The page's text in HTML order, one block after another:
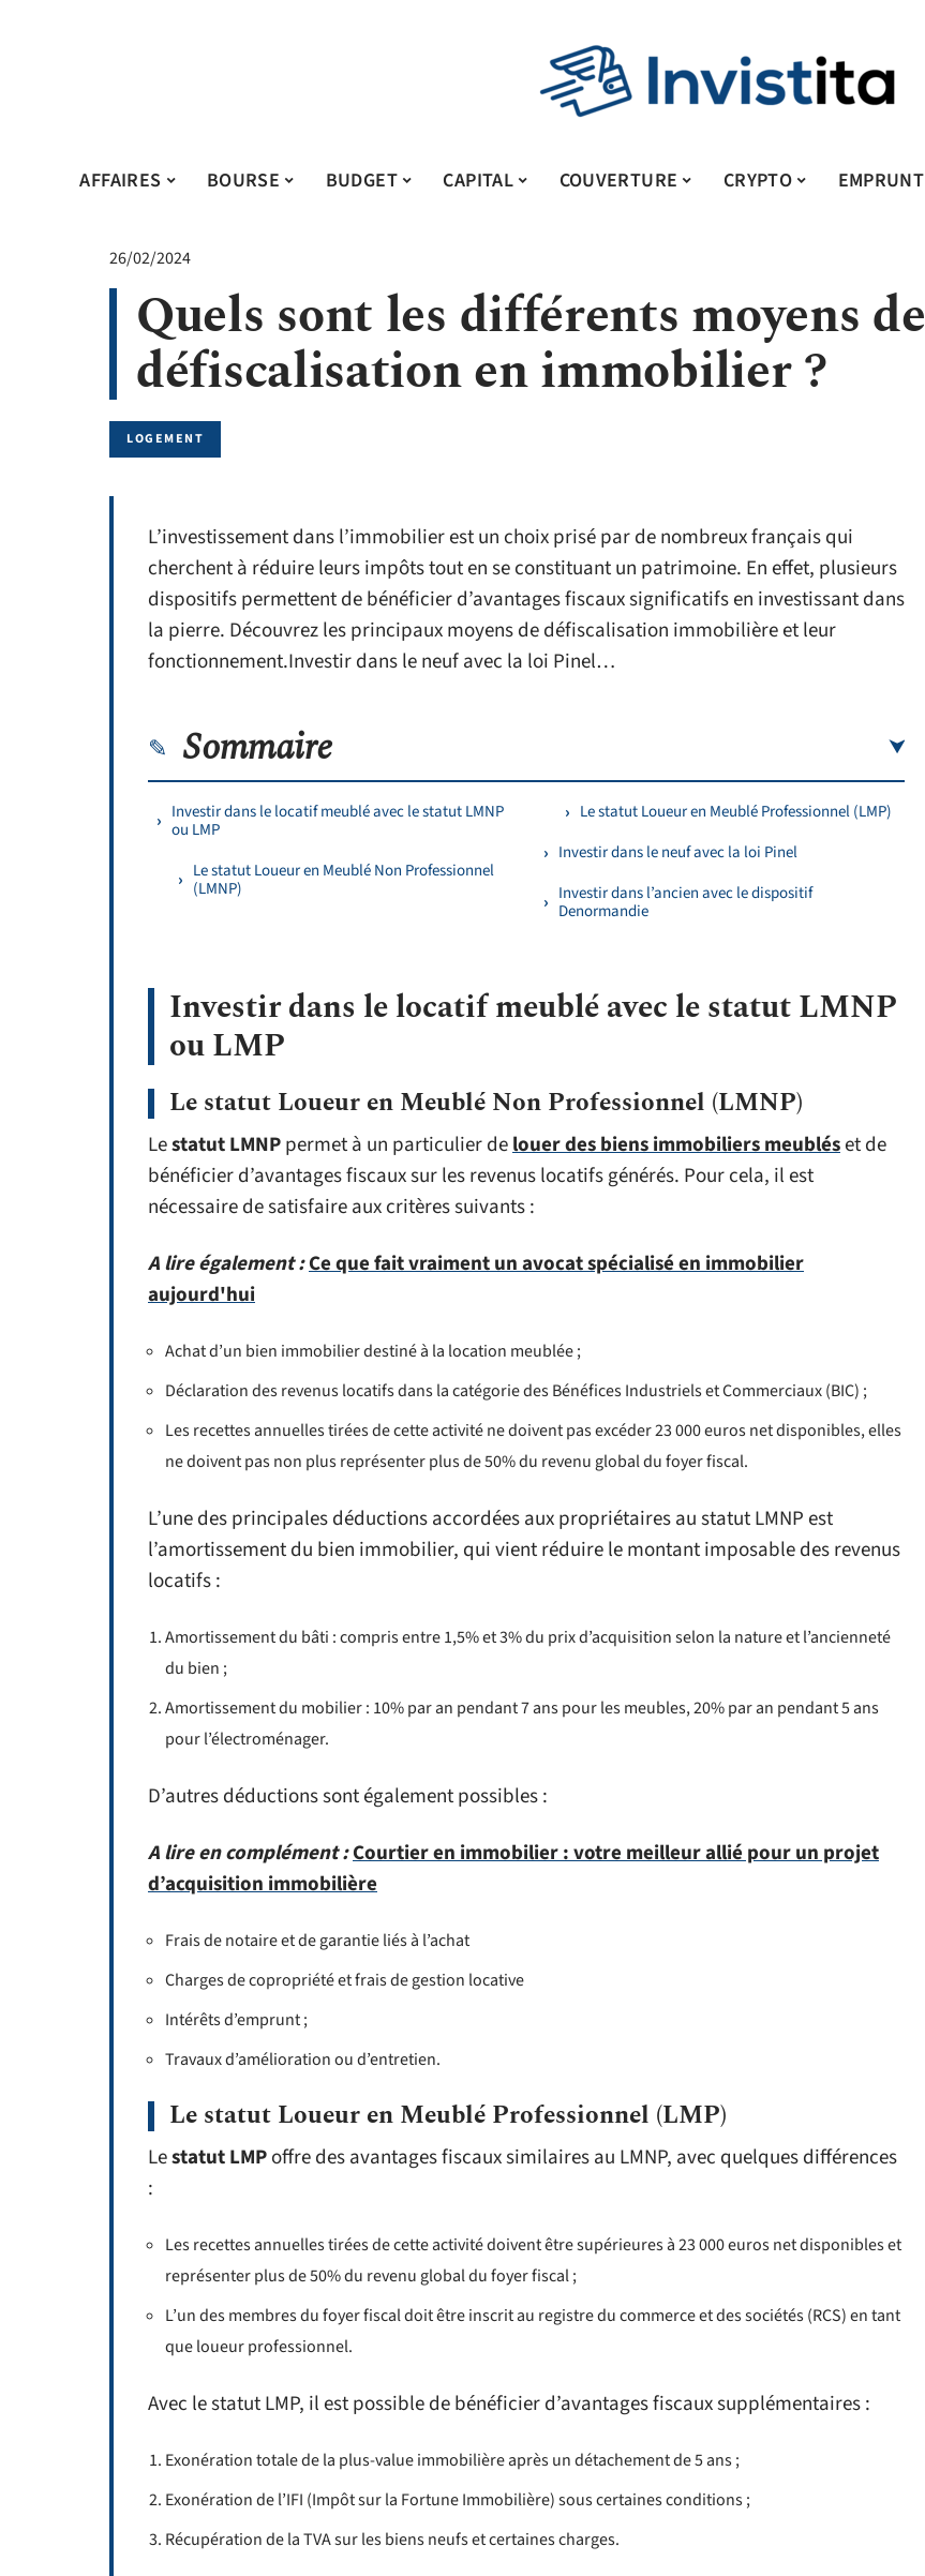
AFFAIRES BOURSE BUDGET CAPITAL COUVERTURE CRYPTO EMPRUNT
26/02/2024
Quels sont les différents moyens de
défiscalisation en immobilier ?
LOGEMENT
L’investissement dans l’immobilier est un choix prisé par de nombreux français qui
cherchent à réduire leurs impôts tout en se constituant un patrimoine. En effet, plusieurs
dispositifs permettent de bénéficier d’avantages fiscaux significatifs en investissant dans
la pierre. Découvrez les principaux moyens de défiscalisation immobilière et leur
fonctionnement.Investir dans le neuf avec la loi Pinel…
Sommaire
Investir dans le locatif meublé avec le statut LMNP
ou LMP
Le statut Loueur en Meublé Non Professionnel
(LMNP)
Le statut Loueur en Meublé Professionnel (LMP)
Investir dans le neuf avec la loi Pinel
Investir dans l’ancien avec le dispositif
Denormandie
Investir dans le locatif meublé avec le statut LMNP
ou LMP
Le statut Loueur en Meublé Non Professionnel (LMNP)
Lestatut LMNPpermet à un particulier delouer des biens immobiliers meubléset de
bénéficier d’avantages fiscaux sur les revenus locatifs générés. Pour cela, il est
nécessaire de satisfaire aux critères suivants :
A lire également :Ce que fait vraiment un avocat spécialisé en immobilier
aujourd'hui
Achat d’un bien immobilier destiné à la location meublée ;
Déclaration des revenus locatifs dans la catégorie des Bénéfices Industriels et Commerciaux (BIC) ;
Les recettes annuelles tirées de cette activité ne doivent pas excéder 23 000 euros net disponibles, elles
ne doivent pas non plus représenter plus de 50% du revenu global du foyer fiscal.
L’une des principales déductions accordées aux propriétaires au statut LMNP est
l’amortissement du bien immobilier, qui vient réduire le montant imposable des revenus
locatifs :
Amortissement du bâti : compris entre 1,5% et 3% du prix d’acquisition selon la nature et l’ancienneté
du bien ;
Amortissement du mobilier : 10% par an pendant 7 ans pour les meubles, 20% par an pendant 5 ans
pour l’électroménager.
D’autres déductions sont également possibles :
A lire en complément :Courtier en immobilier : votre meilleur allié pour un projet
d’acquisition immobilière
Frais de notaire et de garantie liés à l’achat
Charges de copropriété et frais de gestion locative
Intérêts d’emprunt ;
Travaux d’amélioration ou d’entretien.
Le statut Loueur en Meublé Professionnel (LMP)
Lestatut LMPoffre des avantages fiscaux similaires au LMNP, avec quelques différences
:
Les recettes annuelles tirées de cette activité doivent être supérieures à 23 000 euros net disponibles et
représenter plus de 50% du revenu global du foyer fiscal ;
L’un des membres du foyer fiscal doit être inscrit au registre du commerce et des sociétés (RCS) en tant
que loueur professionnel.
Avec le statut LMP, il est possible de bénéficier d’avantages fiscaux supplémentaires :
Exonération totale de la plus-value immobilière après un détachement de 5 ans ;
Exonération de l’IFI (Impôt sur la Fortune Immobilière) sous certaines conditions ;
Récupération de la TVA sur les biens neufs et certaines charges.